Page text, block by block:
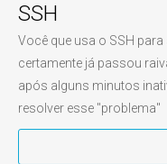
SSH
Você que usa o SSH
certamente já passou
após alguns minutos
resolver esse "problema"